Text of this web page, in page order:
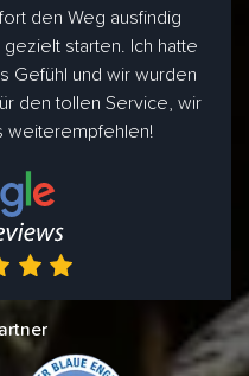
den Weg ausfindig
starten. Ich hatte
Gefühl und wir wurden
den tollen Service, wir
weiterempfehlen!